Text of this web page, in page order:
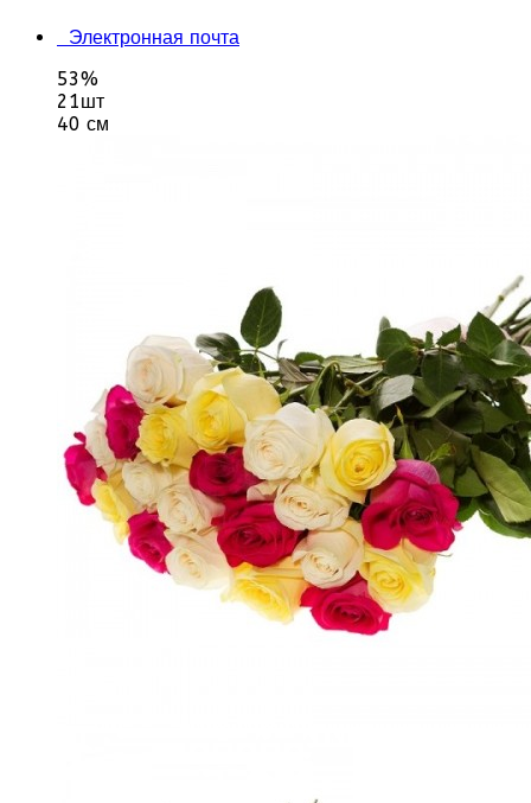
Электронная почта
53%
21шт
40 см